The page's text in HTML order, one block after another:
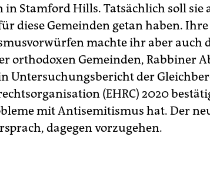
in Stamford Hills. Tatsächlich soll
diese Gemeinden getan haben.
machte ihr aber auch
orthodoxen Gemeinden, Rabbiner
Untersuchungsbericht der
(EHRC) 2020
mit Antisemitismus hat. Der
dagegen vorzugehen.